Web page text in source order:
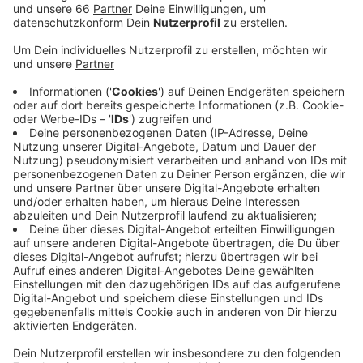
Anzeige
über sein neues Album "Feelings", über seine letzte
Tour und vieles mehr.
Zudem gibt er einen Einblick über Privates mit Blick in
die Vergangenheit, Gegenwart und Zukunft.
Anzeige
Hier gibt’s den Talk zum Nachhören
Anzeige
Der Talk mit Kayef vom 23.